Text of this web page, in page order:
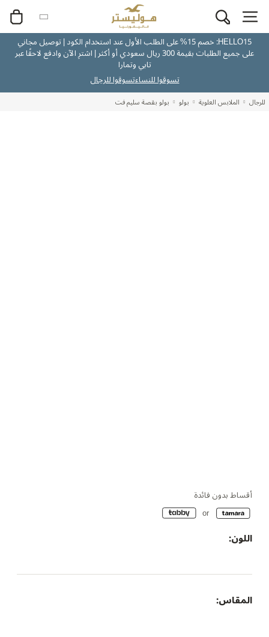
HELLO15: خصم 15% على الطلب الأول عند استخدام الكود | توصيل مجاني
على جميع الطلبات بقيمة 300 ريال سعودي أو أكثر | اشترِ الآن وادفع لاحقًا عبر
تابي وتمارا
تسوقوا للنساءتسوقوا للرجال
للرجال الملابس العلوية بولو بولو بقصة سليم فت
أقساط بدون فائدة
اللون:
المقاس: